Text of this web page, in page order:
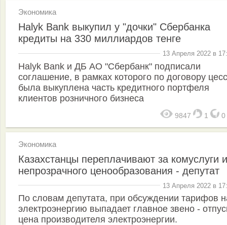
Экономика
Halyk Bank выкупил у "дочки" Сбербанка
кредиты на 330 миллиардов тенге
13 Апреля 2022 в
Halyk Bank и ДБ АО "Сбербанк" подписали
соглашение, в рамках которого по договору
была выкуплена часть кредитного портфеля
клиентов розничного бизнеса
9847 1 0
Экономика
Казахстанцы переплачивают за комуслуги
непрозрачного ценообразования - депутат
13 Апреля 2022 в
По словам депутата, при обсуждении тарифов
электроэнергию выпадает главное звено -
цена производителя электроэнергии.